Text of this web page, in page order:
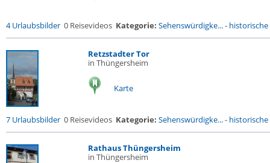
4 Urlaubsbilder 0 Reisevideos Kategorie: Sehenswürdigke...- historische
Retzstadter Tor
in Thüngersheim
Karte
7 Urlaubsbilder 0 Reisevideos Kategorie: Sehenswürdigke...- historische
Rathaus Thüngersheim
in Thüngersheim